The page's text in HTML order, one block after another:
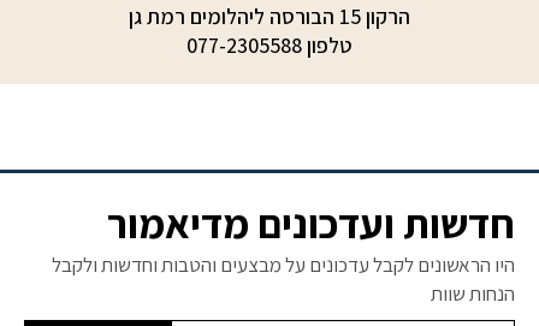
הרקון 15 הבורסה ליהלומים רמת גן
טלפון077-2305588
חדשות ועדכונים מדיאמור
היו הראשונים לקבל עדכונים על מבצעים והטבות וחדשות ולקבל
הנחות שוות